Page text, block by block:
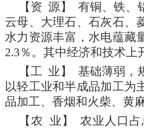
【资 源】 有铜、铁、
云母、大理石、石灰石、
水力资源丰富，水电蕴藏
2.3％。其中经济和技术上
【工 业】 基础薄弱，
以轻工业和半成品加工为
品加工、香烟和火柴、黄
【农 业】 农业人口